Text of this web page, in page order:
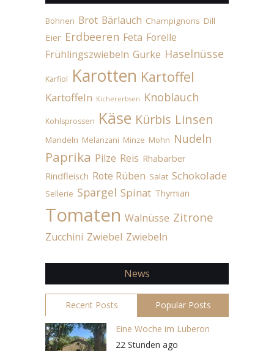
Bohnen Brot Bärlauch Champignons Dill
Eier Erdbeeren Feta Forelle
Frühlingszwiebeln Gurke Haselnüsse
Karfiol Karotten Kartoffel
Kartoffeln Kichererbsen Knoblauch
Kohlsprossen Käse Kürbis Linsen
Mandeln Melanzani Minze Mohn Nudeln
Paprika Pilze Reis Rhabarber
Rindfleisch Rote Rüben Salat Schokolade
Sellerie Spargel Spinat Thymian
Tomaten Walnüsse Zitrone
Zucchini Zwiebel Zwiebeln
News
Recent Posts Popular Posts
Eine Woche im Luberon
22 Stunden ago